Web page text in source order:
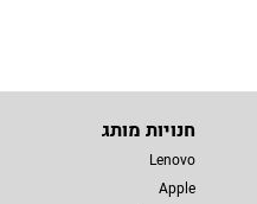
חנויות מותג
Lenovo
Apple